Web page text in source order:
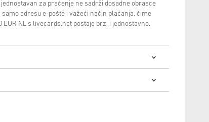
za praćenje ne sadrži dosadne obrasce
adresu e-pošte i važeći način plaćanja, čime
EUR NL s livecards.net postaje brz. i jednostavno.
kodova je brza i jednostavna: